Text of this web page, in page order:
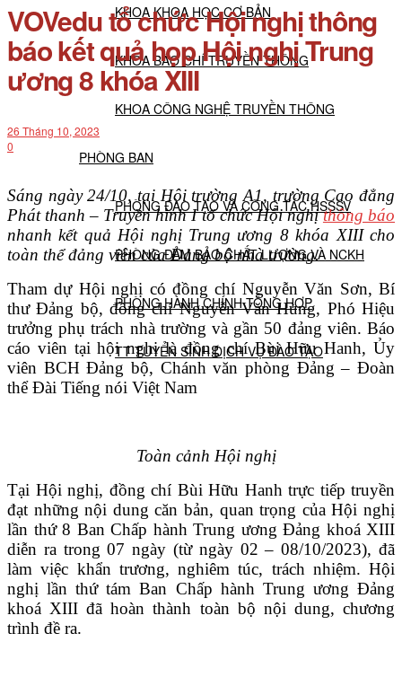
KHOA KHOA HỌC CƠ BẢN
KHOA BÁO CHÍ TRUYỀN THÔNG
KHOA CÔNG NGHỆ TRUYỀN THÔNG
PHÒNG BAN
PHÒNG ĐÀO TẠO VÀ CÔNG TÁC HSSSV
PHÒNG ĐẢM BẢO CHẤT LƯỢNG VÀ NCKH
PHÒNG HÀNH CHÍNH TỔNG HỢP
TT TUYỂN SINH DỊCH VỤ ĐÀO TẠO
NGHIÊN CỨU KHOA HỌC
THƯ VIỆN
VOVedu tổ chức Hội nghị thông
báo kết quả họp Hội nghị Trung
ương 8 khóa XIII
26 Tháng 10, 2023
0
Sáng ngày 24/10, tại Hội trường A1, trường Cao đẳng
Phát thanh – Truyền hình I tổ chức Hội nghịthông báo
nhanh kết quả Hội nghị Trung ương 8 khóa XIII cho
toàn thể đảng viên của Đảng bộ nhà trường.
Tham dự Hội nghị có đồng chí Nguyễn Văn Sơn, Bí
thư Đảng bộ, đồng chí Nguyễn Văn Hùng, Phó Hiệu
trưởng phụ trách nhà trường và gần 50 đảng viên. Báo
cáo viên tại hội nghị là đồng chí Bùi Hữu Hanh, Ủy
viên BCH Đảng bộ, Chánh văn phòng Đảng – Đoàn
thể Đài Tiếng nói Việt Nam
Toàn cảnh Hội nghị
Tại Hội nghị, đồng chí Bùi Hữu Hanh trực tiếp truyền
đạt những nội dung căn bản, quan trọng của Hội nghị
lần thứ 8 Ban Chấp hành Trung ương Đảng khoá XIII
diễn ra trong 07 ngày (từ ngày 02 – 08/10/2023), đã
làm việc khẩn trương, nghiêm túc, trách nhiệm. Hội
nghị lần thứ tám Ban Chấp hành Trung ương Đảng
khoá XIII đã hoàn thành toàn bộ nội dung, chương
trình đề ra.